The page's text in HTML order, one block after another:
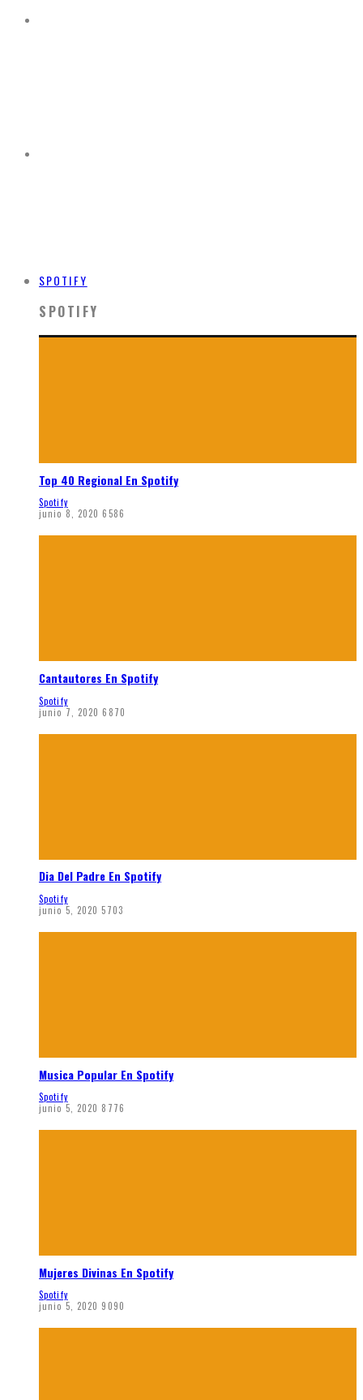
SPOTIFY
SPOTIFY
Top 40 Regional En Spotify
Spotify
junio 8, 2020 6586
Cantautores En Spotify
Spotify
junio 7, 2020 6870
Dia Del Padre En Spotify
Spotify
junio 5, 2020 5703
Musica Popular En Spotify
Spotify
junio 5, 2020 8776
Mujeres Divinas En Spotify
Spotify
junio 5, 2020 9090